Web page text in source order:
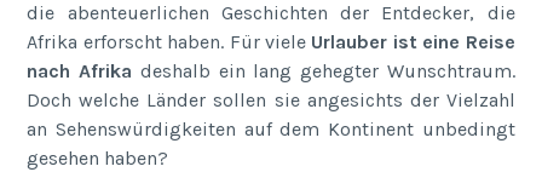
die abenteuerlichen Geschichten der Entdecker, die
Afrika erforscht haben. Für viele Urlauber ist eine Reise
nach Afrika deshalb ein lang gehegter Wunschtraum.
Doch welche Länder sollen sie angesichts der Vielzahl
an Sehenswürdigkeiten auf dem Kontinent unbedingt
gesehen haben?